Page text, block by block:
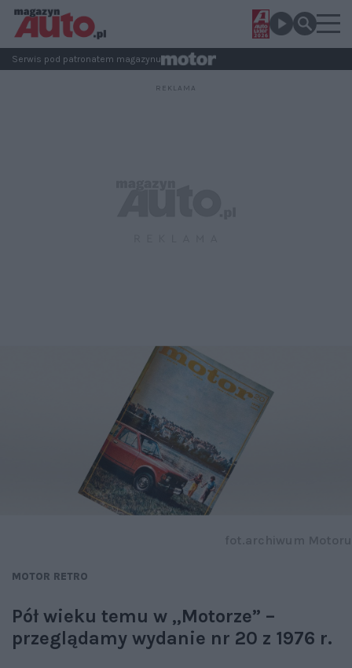
Serwis pod patronatem magazynu
MOTOR RETRO
Pół wieku temu w „Motorze” –
przeglądamy wydanie nr 20 z 1976 r.